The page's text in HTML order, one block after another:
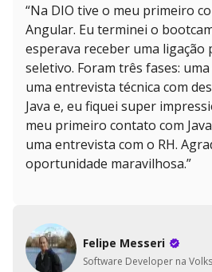
“Na DIO tive o meu primeiro
Angular. Eu terminei o
esperava receber uma ligação
seletivo. Foram três fases:
uma entrevista técnica com
Java e, eu fiquei super
meu primeiro contato com
uma entrevista com o RH.
oportunidade maravilhosa.”
Felipe Messeri
Software Developer na